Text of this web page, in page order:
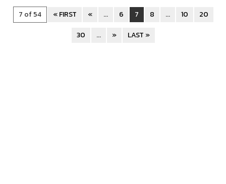
7 of 54 « FIRST « ... 6 7 8 ... 10
20
30
... » LAST »